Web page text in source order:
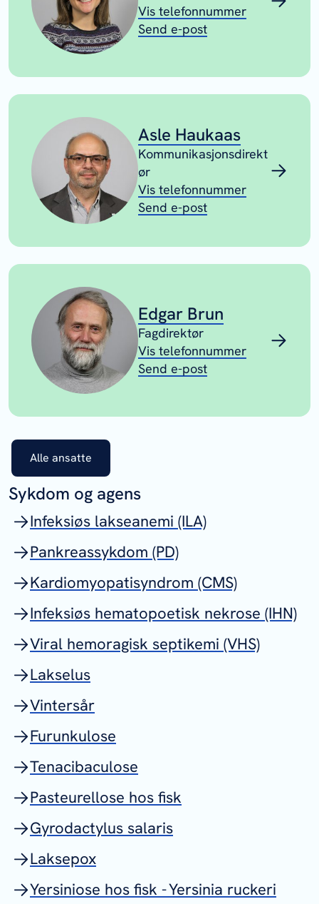
Vis telefonnummer
Send e-post
Asle Haukaas
Kommunikasjonsdirekt
ør
Vis telefonnummer
Send e-post
Edgar Brun
Fagdirektør
Vis telefonnummer
Send e-post
Alle ansatte
Sykdom og agens
Infeksiøs lakseanemi (ILA)
Pankreassykdom (PD)
Kardiomyopatisyndrom (CMS)
Infeksiøs hematopoetisk nekrose (IHN)
Viral hemoragisk septikemi (VHS)
Lakselus
Vintersår
Furunkulose
Tenacibaculose
Pasteurellose hos fisk
Gyrodactylus salaris
Laksepox
Yersiniose hos fisk - Yersinia ruckeri